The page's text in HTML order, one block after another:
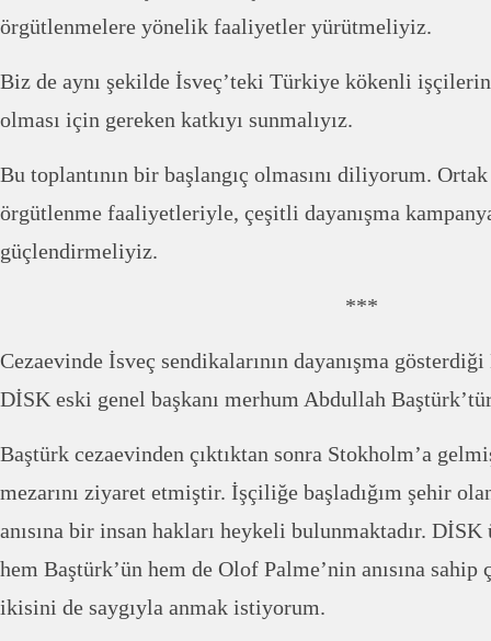
örgütlenmelere yönelik faaliyetler yürütmeliyiz.
Biz de aynı şekilde İsveç’teki Türkiye kökenli
olması için gereken katkıyı sunmalıyız.
Bu toplantının bir başlangıç olmasını diliyorum.
örgütlenme faaliyetleriyle, çeşitli dayanışma
güçlendirmeliyiz.
***
Cezaevinde İsveç sendikalarının dayanışma
DİSK eski genel başkanı merhum Abdullah
Baştürk cezaevinden çıktıktan sonra Stokholm’a
mezarını ziyaret etmiştir. İşçiliğe başladığım şehir
anısına bir insan hakları heykeli bulunmaktadır.
hem Baştürk’ün hem de Olof Palme’nin anısına sahip
ikisini de saygıyla anmak istiyorum.